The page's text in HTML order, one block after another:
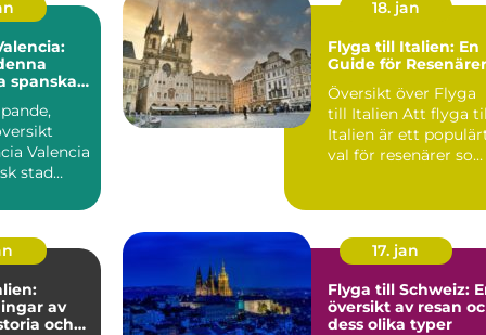
spanska
stad
18. jan
Flyga till Italien: En
Guide för Resenärer
Översikt över Flyga
till Italien Att flyga till
Italien är ett
val för resenärer som
av
och
17. jan
Flyga till Schweiz:
översikt av resan
dess olika typer